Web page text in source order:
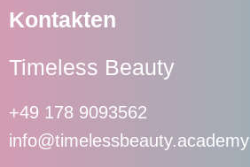
Kontakten
Timeless Beauty
+49 178 9093562
info@timelessbeauty.academy